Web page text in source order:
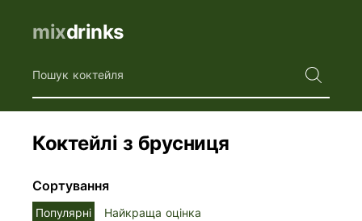
mixdrinks
Пошук коктейля
Коктейлі з брусниця
Сортування
Популярні Найкраща оцінка